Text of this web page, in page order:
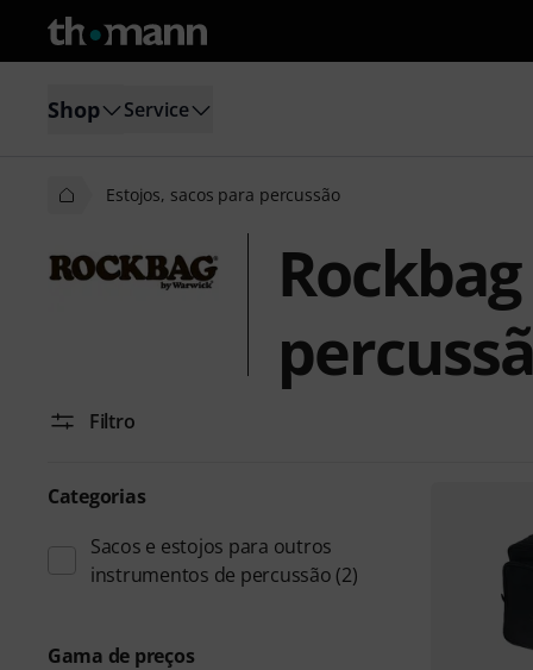
Shop Service
Estojos, sacos para percussão
Filtro
Categorias
Sacos e estojos para outros
instrumentos de percussão (2)
Gama de preços